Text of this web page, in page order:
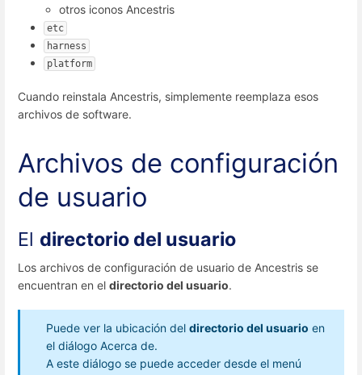
otros iconos Ancestris
etc
harness
platform
Cuando reinstala Ancestris, simplemente reemplaza esos
archivos de software.
Archivos de configuración
de usuario
El directorio del usuario
Los archivos de configuración de usuario de Ancestris se
encuentran en el directorio del usuario.
Puede ver la ubicación del directorio del usuario en
el diálogo Acerca de.
A este diálogo se puede acceder desde el menú